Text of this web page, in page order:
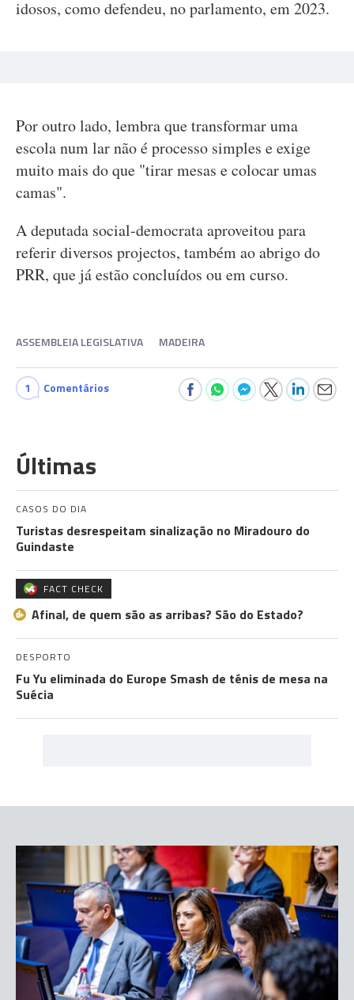
idosos, como defendeu, no parlamento, em 2023.
Por outro lado, lembra que transformar uma
escola num lar não é processo simples e exige
muito mais do que "tirar mesas e colocar umas
camas".
A deputada social-democrata aproveitou para
referir diversos projectos, também ao abrigo do
PRR, que já estão concluídos ou em curso.
ASSEMBLEIA LEGISLATIVA MADEIRA
1 Comentários
Últimas
CASOS DO DIA
Turistas desrespeitam sinalização no Miradouro do
Guindaste
FACT CHECK
Afinal, de quem são as arribas? São do Estado?
DESPORTO
Fu Yu eliminada do Europe Smash de ténis de mesa na
Suécia